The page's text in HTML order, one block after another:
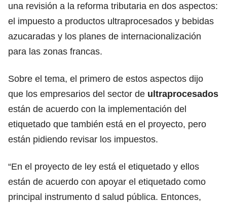
una revisión a la reforma tributaria en dos aspectos:
el impuesto a productos ultraprocesados y bebidas
azucaradas y los planes de internacionalización
para las zonas francas.
Sobre el tema, el primero de estos aspectos dijo
que los empresarios del sector de ultraprocesados
están de acuerdo con la implementación del
etiquetado que también está en el proyecto, pero
están pidiendo revisar los impuestos.
“En el proyecto de ley está el etiquetado y ellos
están de acuerdo con apoyar el etiquetado como
principal instrumento d salud pública. Entonces,